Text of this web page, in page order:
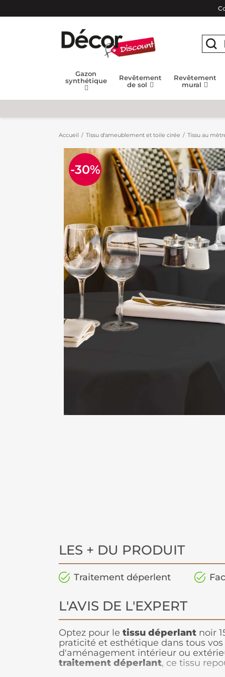
Gazon
synthétique
Revêtement
de sol
Revêtement
mural
Accueil Tissu d'ameublement et toile cirée Tissu au
-30%
LES + DU PRODUIT
Traitement déperlent
L'AVIS DE L'EXPERT
Optez pour le tissu déperlant noir
praticité et esthétique dans tous
d'aménagement intérieur ou
traitement déperlant, ce tissu